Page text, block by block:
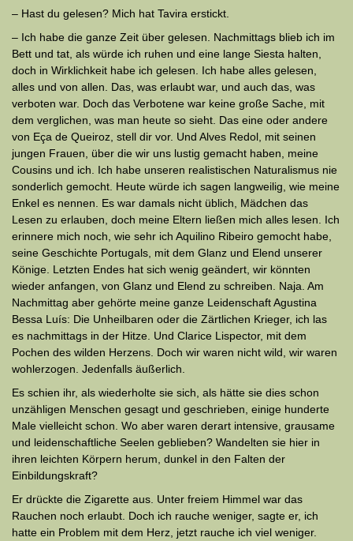
– Hast du gelesen? Mich hat Tavira erstickt.
– Ich habe die ganze Zeit über gelesen. Nachmittags blieb ich im
Bett und tat, als würde ich ruhen und eine lange Siesta halten,
doch in Wirklichkeit habe ich gelesen. Ich habe alles gelesen,
alles und von allen. Das, was erlaubt war, und auch das, was
verboten war. Doch das Verbotene war keine große Sache, mit
dem verglichen, was man heute so sieht. Das eine oder andere
von Eça de Queiroz, stell dir vor. Und Alves Redol, mit seinen
jungen Frauen, über die wir uns lustig gemacht haben, meine
Cousins und ich. Ich habe unseren realistischen Natura­lismus nie
sonderlich gemocht. Heute würde ich sagen lang­weilig, wie meine
Enkel es nennen. Es war damals nicht üblich, Mädchen das
Lesen zu erlauben, doch meine Eltern ließen mich alles lesen. Ich
erinnere mich noch, wie sehr ich Aquilino Ribeiro gemocht habe,
seine Geschichte Portugals, mit dem Glanz und Elend unserer
Könige. Letzten Endes hat sich wenig geändert, wir könnten
wieder anfangen, von Glanz und Elend zu schreiben. Naja. Am
Nachmittag aber gehörte meine ganze Leidenschaft Agustina
Bessa Luís: Die Unheilbaren oder die Zärtlichen Krieger, ich las
es nachmittags in der Hitze. Und Clarice Lispector, mit dem
Pochen des wilden Herzens. Doch wir waren nicht wild, wir waren
wohlerzogen. Jedenfalls äußerlich.
Es schien ihr, als wiederholte sie sich, als hätte sie dies schon
unzähligen Menschen gesagt und geschrieben, einige hunderte
Male vielleicht schon. Wo aber waren derart intensive, grausame
und leiden­schaftliche Seelen geblieben? Wandelten sie hier in
ihren leichten Körpern herum, dunkel in den Falten der
Einbildungskraft?
Er drückte die Zigarette aus. Unter freiem Himmel war das
Rauchen noch erlaubt. Doch ich rauche weniger, sagte er, ich
hatte ein Problem mit dem Herz, jetzt rauche ich viel weniger.